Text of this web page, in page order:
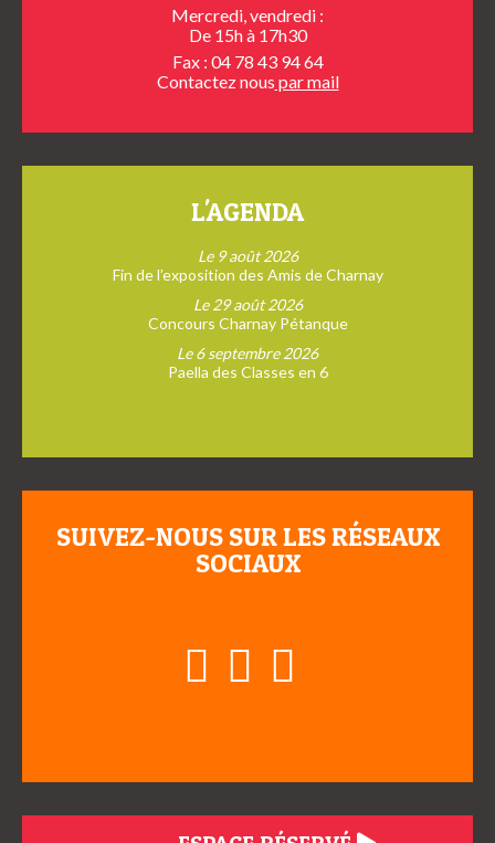
Mercredi, vendredi :
De 15h à 17h30
Fax : 04 78 43 94 64
Contactez nous par mail
L'AGENDA
Le 9 août 2026
Fin de l’exposition des Amis de Charnay
Le 29 août 2026
Concours Charnay Pétanque
Le 6 septembre 2026
Paella des Classes en 6
SUIVEZ-NOUS SUR LES RÉSEAUX
SOCIAUX